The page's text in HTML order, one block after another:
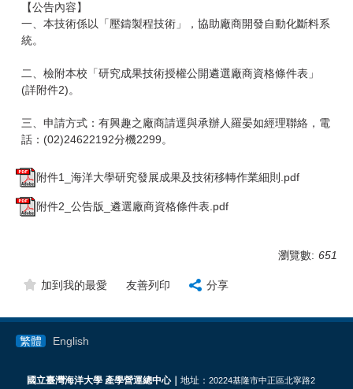
【公告內容】
一、本技術係以「壓鑄製程技術」，協助廠商開發自動化斷料系
統。
二、檢附本校「研究成果技術授權公開遴選廠商資格條件表」
(詳附件2)。
三、申請方式：有興趣之廠商請逕與承辦人羅晏如經理聯絡，電
話：(02)24622192分機2299。
附件1_海洋大學研究發展成果及技術移轉作業細則.pdf
附件2_公告版_遴選廠商資格條件表.pdf
瀏覽數: 651
加到我的最愛 友善列印 分享
繁體 English
國立臺灣海洋大學 產學營運總中心｜ 地址： 20224基隆市中正區北寧路2